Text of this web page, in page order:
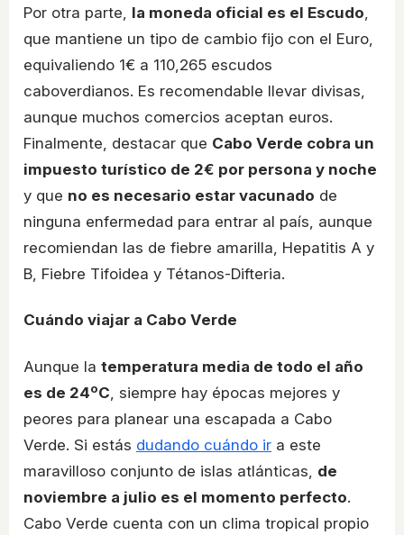
Por otra parte, la moneda oficial es el Escudo
que mantiene un tipo de cambio fijo con el Euro,
equivaliendo 1€ a 110,265 escudos
caboverdianos. Es recomendable llevar divisas,
aunque muchos comercios aceptan euros.
Finalmente, destacar que Cabo Verde cobra un
impuesto turístico de 2€ por persona y noche
y que no es necesario estar vacunado de
ninguna enfermedad para entrar al país, aunque
recomiendan las de fiebre amarilla, Hepatitis A y
B, Fiebre Tifoidea y Tétanos-Difteria.
Cuándo viajar a Cabo Verde
Aunque la temperatura media de todo el año
es de 24ºC , siempre hay épocas mejores y
peores para planear una escapada a Cabo
Verde. Si estás dudando cuándo ir a este
maravilloso conjunto de islas atlánticas, de
noviembre a julio es el momento perfecto.
Cabo Verde cuenta con un clima tropical propio